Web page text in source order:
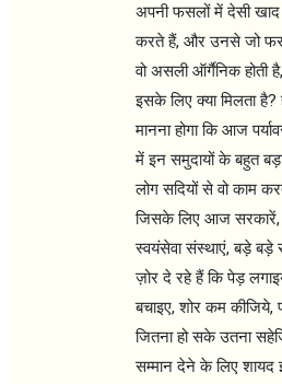
अपनी फसलों में देसी खाद
करते हैं, और उनसे जो
वो असली ऑर्गैनिक होती
इसके लिए क्या मिलता है?
मानना होगा कि आज
में इन समुदायों के बहुत
लोग सदियों से वो काम
जिसके लिए आज सरकारें,
स्वयंसेवा संस्थाएं, बड़े बड़े
ज़ोर दे रहे हैं कि पेड़
बचाइए, शोर कम कीजिये,
जितना हो सके उतना
सम्मान देने के लिए शायद